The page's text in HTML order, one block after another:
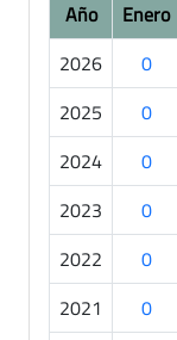
Año Enero
2026
0
2025
0
2024
0
2023
0
2022
0
2021
0